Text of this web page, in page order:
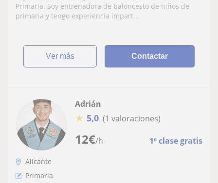
Primaria. Soy entrenadora de baloncesto de niños de
primaria y tengo experiencia impart...
ver más Contactar
12€/h 1ª clase gratis
Adrián
★ 5,0 (1 valoraciones)
Alicante
Primaria